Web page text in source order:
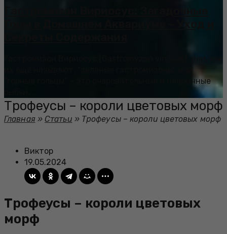
“горные гольцы”, - это очаровательные и необычные
Трофеусы – короли цветовых морф
Главная » Статьи » Трофеусы – короли цветовых морф
Виктор
19.05.2024
Трофеусы – короли цветовых
морф